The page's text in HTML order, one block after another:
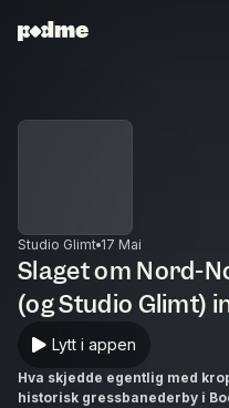
Studio Glimt 17 Mai
Slaget om Nord-
(og Studio Glimt)
Lytt i appen
Hva skjedde egentlig med
historisk gressbanederby i